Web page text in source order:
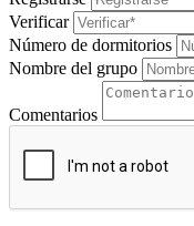
Verificar
Número de dormitorios
Nombre del grupo
Comentarios